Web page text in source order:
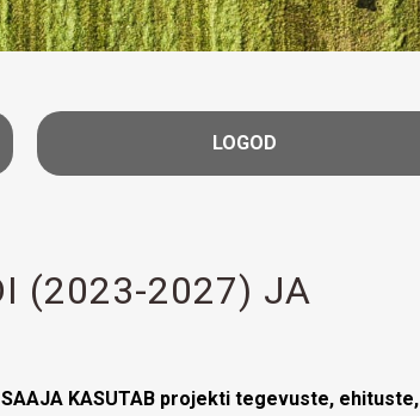
LOGOD
(2023-2027) JA
SAAJA KASUTAB projekti tegevuste, ehituste,